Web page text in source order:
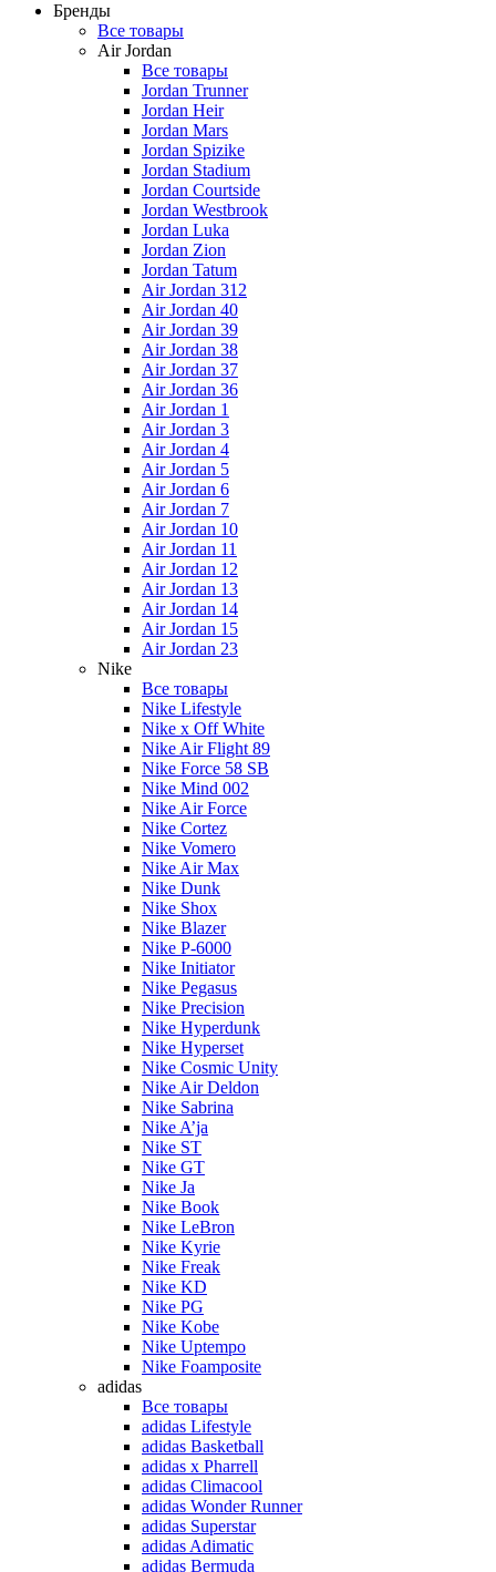
Бренды
Все товары
Air Jordan
Все товары
Jordan Trunner
Jordan Heir
Jordan Mars
Jordan Spizike
Jordan Stadium
Jordan Courtside
Jordan Westbrook
Jordan Luka
Jordan Zion
Jordan Tatum
Air Jordan 312
Air Jordan 40
Air Jordan 39
Air Jordan 38
Air Jordan 37
Air Jordan 36
Air Jordan 1
Air Jordan 3
Air Jordan 4
Air Jordan 5
Air Jordan 6
Air Jordan 7
Air Jordan 10
Air Jordan 11
Air Jordan 12
Air Jordan 13
Air Jordan 14
Air Jordan 15
Air Jordan 23
Nike
Все товары
Nike Lifestyle
Nike x Off White
Nike Air Flight 89
Nike Force 58 SB
Nike Mind 002
Nike Air Force
Nike Cortez
Nike Vomero
Nike Air Max
Nike Dunk
Nike Shox
Nike Blazer
Nike P-6000
Nike Initiator
Nike Pegasus
Nike Precision
Nike Hyperdunk
Nike Hyperset
Nike Cosmic Unity
Nike Air Deldon
Nike Sabrina
Nike A’ja
Nike ST
Nike GT
Nike Ja
Nike Book
Nike LeBron
Nike Kyrie
Nike Freak
Nike KD
Nike PG
Nike Kobe
Nike Uptempo
Nike Foamposite
adidas
Все товары
adidas Lifestyle
adidas Basketball
adidas x Pharrell
adidas Climacool
adidas Wonder Runner
adidas Superstar
adidas Adimatic
adidas Bermuda